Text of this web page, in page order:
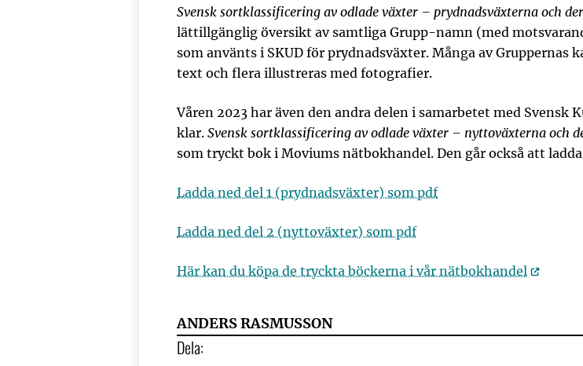
Svensk sortklassificering av odlade växter – prydnadsväxterna och
lättillgänglig översikt av samtliga Grupp-namn (med
som använts i SKUD för prydnadsväxter. Många av Gruppernas
text och flera illustreras med fotografier.
Våren 2023 har även den andra delen i samarbetet med Svensk
klar. Svensk sortklassificering av odlade växter – nyttoväxterna och
som tryckt bok i Moviums nätbokhandel. Den går också att
Ladda ned del 1 (prydnadsväxter) som pdf
Ladda ned del 2 (nyttoväxter) som pdf
Här kan du köpa de tryckta böckerna i vår nätbokhandel
ANDERS RASMUSSON
Dela: